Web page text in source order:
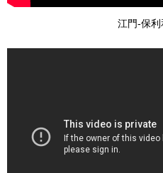
江門-保